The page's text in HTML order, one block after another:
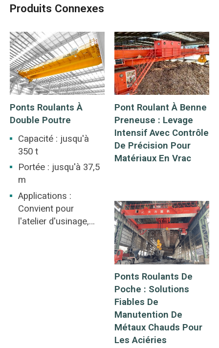
Produits Connexes
Ponts Roulants À
Double Poutre
Capacité : jusqu'à
350 t
Portée : jusqu'à 37,5
m
Applications :
Convient pour
l'atelier d'usinage,
Pont Roulant À Benne
Preneuse : Levage
Intensif Avec Contrôle
De Précision Pour
Matériaux En Vrac
Ponts Roulants De
Poche : Solutions
Fiables De
Manutention De
Métaux Chauds Pour
Les Aciéries